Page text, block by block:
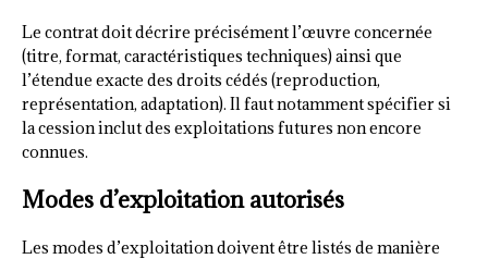
Le contrat doit décrire précisément l’œuvre concernée
(titre, format, caractéristiques techniques) ainsi que
l’étendue exacte des droits cédés (reproduction,
représentation, adaptation). Il faut notamment spécifier si
la cession inclut des exploitations futures non encore
connues.
Modes d’exploitation autorisés
Les modes d’exploitation doivent être listés de manière